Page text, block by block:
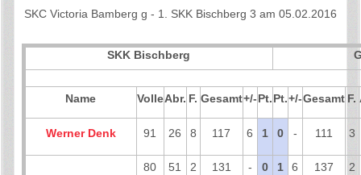
SKC Victoria Bamberg g - 1. SKK Bischberg 3 am 05.02.2016
SKK Bischberg
Name VolleAbr. F. Gesamt+/-Pt.Pt.+/-Gesamt F.
Werner Denk 91 26 8 117 6 1 0 - 111 3
80 51 2 131 - 0 1 6 137 2